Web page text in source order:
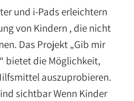
und i-Pads erleichtern
von Kindern , die nicht
Das Projekt „Gib mir
bietet die Möglichkeit,
auszuprobieren.
sichtbar Wenn Kinder